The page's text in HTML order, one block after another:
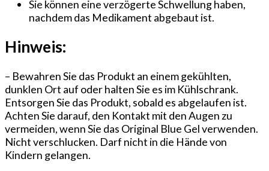
Sie können eine verzögerte Schwellung haben,
nachdem das Medikament abgebaut ist.
Hinweis:
– Bewahren Sie das Produkt an einem gekühlten,
dunklen Ort auf oder halten Sie es im Kühlschrank.
Entsorgen Sie das Produkt, sobald es abgelaufen ist.
Achten Sie darauf, den Kontakt mit den Augen zu
vermeiden, wenn Sie das Original Blue Gel verwenden.
Nicht verschlucken. Darf nicht in die Hände von
Kindern gelangen.